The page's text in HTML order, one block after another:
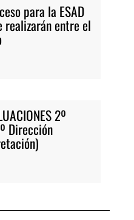
para la ESAD
realizarán entre el
2º
Dirección